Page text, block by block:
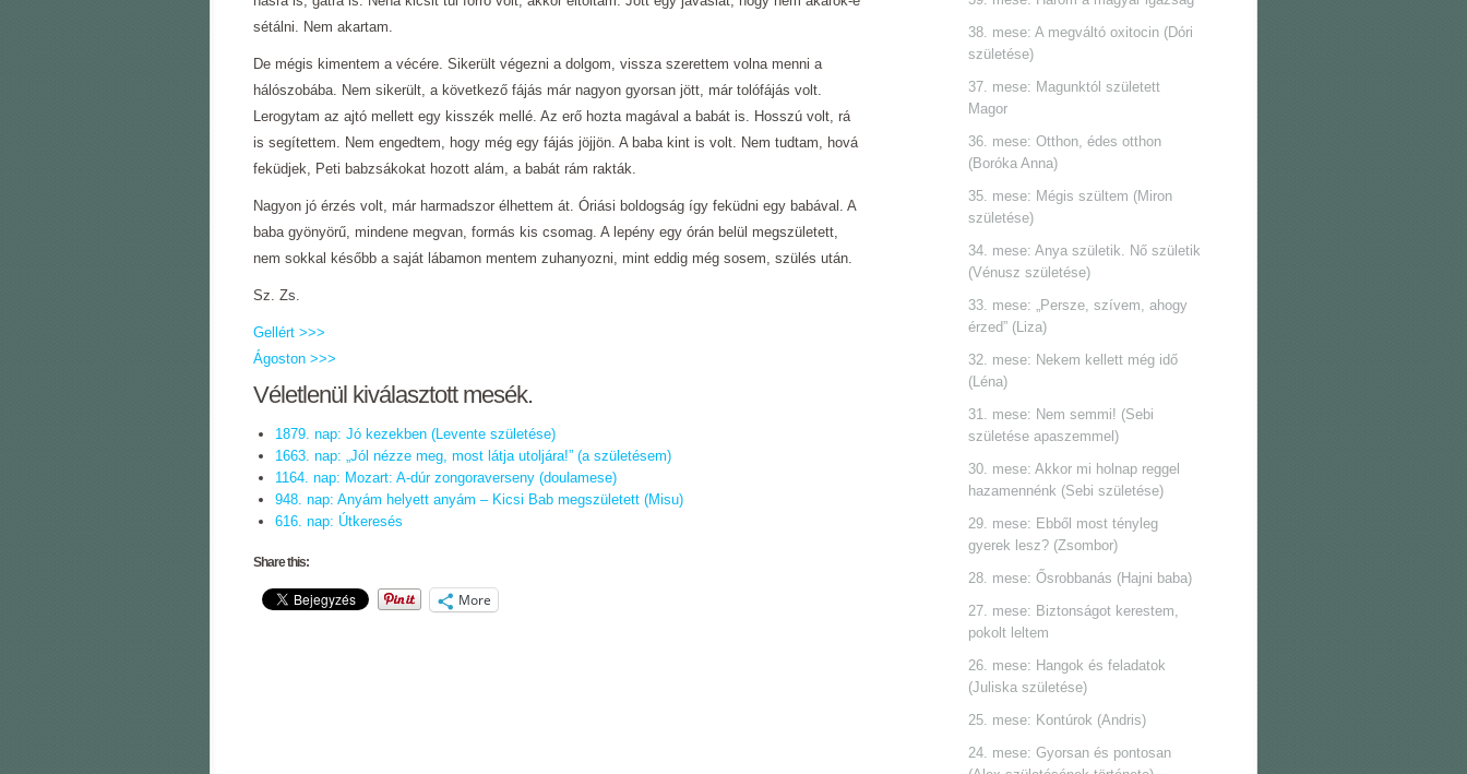
sétálni. Nem akartam.
De mégis kimentem a vécére. Sikerült végezni a dolgom, vissza szerettem volna menni a
hálószobába. Nem sikerült, a következő fájás már nagyon gyorsan jött, már tolófájás volt.
Lerogytam az ajtó mellett egy kisszék mellé. Az erő hozta magával a babát is. Hosszú volt, rá
is segítettem. Nem engedtem, hogy még egy fájás jöjjön. A baba kint is volt. Nem tudtam, hová
feküdjek, Peti babzsákokat hozott alám, a babát rám rakták.
Nagyon jó érzés volt, már harmadszor élhettem át. Óriási boldogság így feküdni egy babával. A
baba gyönyörű, mindene megvan, formás kis csomag. A lepény egy órán belül megszületett,
nem sokkal később a saját lábamon mentem zuhanyozni, mint eddig még sosem, szülés után.
Sz. Zs.
Gellért >>>
Ágoston >>>
Véletlenül kiválasztott mesék.
1879. nap: Jó kezekben (Levente születése)
1663. nap: „Jól nézze meg, most látja utoljára!” (a születésem)
1164. nap: Mozart: A-dúr zongoraverseny (doulamese)
948. nap: Anyám helyett anyám – Kicsi Bab megszületett (Misu)
616. nap: Útkeresés
Share this:
More
38. mese: A megváltó oxitocin (Dóri
születése)
37. mese: Magunktól született
Magor
36. mese: Otthon, édes otthon
(Boróka Anna)
35. mese: Mégis szültem (Miron
születése)
34. mese: Anya születik. Nő születik
(Vénusz születése)
33. mese: „Persze, szívem, ahogy
érzed” (Liza)
32. mese: Nekem kellett még idő
(Léna)
31. mese: Nem semmi! (Sebi
születése apaszemmel)
30. mese: Akkor mi holnap reggel
hazamennénk (Sebi születése)
29. mese: Ebből most tényleg
gyerek lesz? (Zsombor)
28. mese: Ősrobbanás (Hajni baba)
27. mese: Biztonságot kerestem,
pokolt leltem
26. mese: Hangok és feladatok
(Juliska születése)
25. mese: Kontúrok (Andris)
24. mese: Gyorsan és pontosan